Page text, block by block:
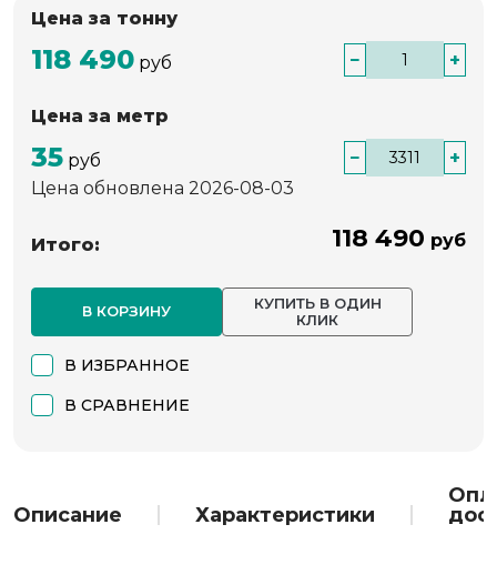
Цена за тонну
118 490 руб − +
Цена за метр
35 руб −
+
Цена обновлена 2026-08-03
Итого: 118 490 руб
В КОРЗИНУ
КУПИТЬ В ОДИН
КЛИК
В ИЗБРАННОЕ
В СРАВНЕНИЕ
Описание Характеристики